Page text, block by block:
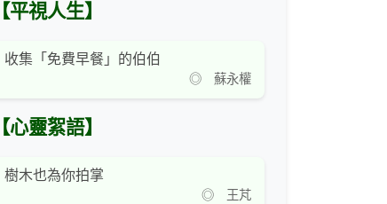
【平視人生】
收集「免費早餐」的伯伯
◎ 蘇永權
【心靈絮語】
樹木也為你拍掌
◎ 王芃